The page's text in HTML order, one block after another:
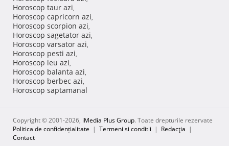
Horoscop taur azi,
Horoscop capricorn azi,
Horoscop scorpion azi,
Horoscop sagetator azi,
Horoscop varsator azi,
Horoscop pesti azi,
Horoscop leu azi,
Horoscop balanta azi,
Horoscop berbec azi,
Horoscop saptamanal
Copyright © 2001-2026, iMedia Plus Group. Toate drepturile rezervate
Politica de confidențialitate | Termeni si conditii | Redacţia |
Contact